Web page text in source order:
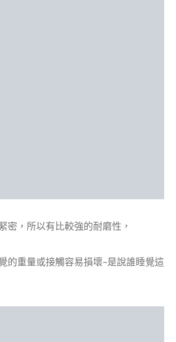
密，所以有比較強的耐磨性，
的重量或接觸容易損壞~是說誰睡覺這